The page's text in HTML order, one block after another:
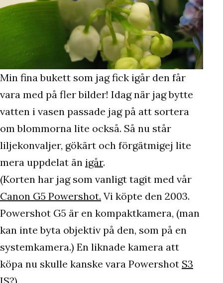
Min fina bukett som jag fick igår den får
vara med på fler bilder! Idag när jag bytte
vatten i vasen passade jag på att sortera
om blommorna lite också. Så nu står
liljekonvaljer, gökärt och förgätmigej lite
mera uppdelat än igår.
(Korten har jag som vanligt tagit med vår
Canon G5 Powershot. Vi köpte den 2003.
Powershot G5 är en kompaktkamera, (man
kan inte byta objektiv på den, som på en
systemkamera.) En liknade kamera att
köpa nu skulle kanske vara Powershot S3